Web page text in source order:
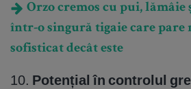
Orzo cremos cu pui, lămâie
într-o singură tigaie care pare
sofisticat decât este
10. Potențial în controlul